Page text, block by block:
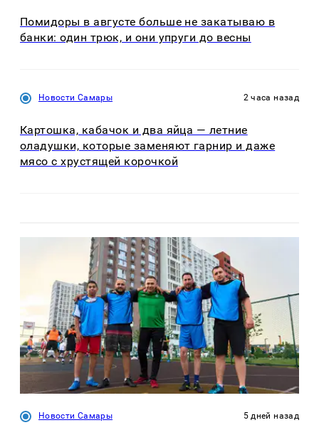
Помидоры в августе больше не закатываю в
банки: один трюк, и они упруги до весны
Новости Самары 2 часа назад
Картошка, кабачок и два яйца — летние
оладушки, которые заменяют гарнир и даже
мясо с хрустящей корочкой
Новости Самары 5 дней назад